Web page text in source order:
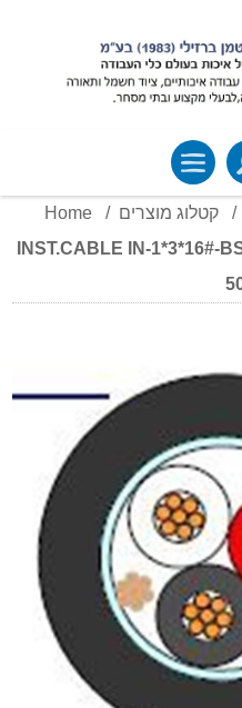
Home / קטלוג מוצרים /
INST.CABLE IN-1*3*16#-